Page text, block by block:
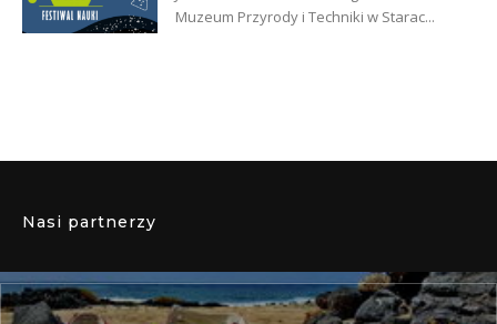
Muzeum Przyrody i Techniki w Starac...
Nasi partnerzy